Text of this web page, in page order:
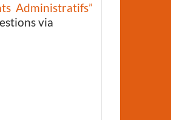
Administratifs”
via